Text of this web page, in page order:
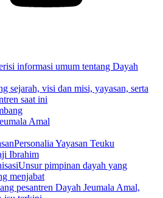
informasi umum tentang Dayah
sejarah, visi dan misi, yayasan, serta
saat ini
Amal
Personalia Yayasan Teuku
Ibrahim
Unsur pimpinan dayah yang
menjabat
pesantren Dayah Jeumala Amal,